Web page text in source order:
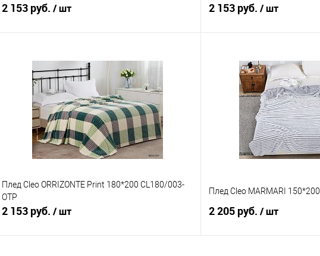
2 153 руб. / шт
Купить в 1 клик
Сравнение
В избранное
В наличии
2 153 руб. / шт
Купить в 1 клик
В избранное
Плед Cleo ORRIZONTE Print 180*200 CL180/003-
OTP
2 153 руб. / шт
Плед Cleo MARMARI
2 205 руб. / шт